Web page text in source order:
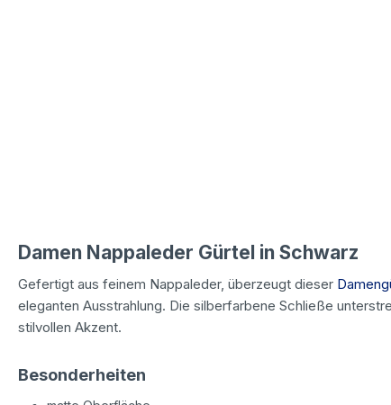
Damen Nappaleder Gürtel in Schwarz
Gefertigt aus feinem Nappaleder, überzeugt dieser
eleganten Ausstrahlung. Die silberfarbene Schließe
stilvollen Akzent.
Besonderheiten